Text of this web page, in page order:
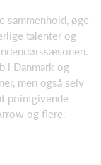
sammenhold, øge
talenter og
i Danmark og
men også selv
pointgivende
og flere.